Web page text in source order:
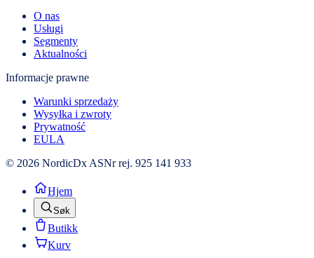
O nas
Usługi
Segmenty
Aktualności
Informacje prawne
Warunki sprzedaży
Wysyłka i zwroty
Prywatność
EULA
© 2026 NordicDx ASNr rej. 925 141 933
Hjem
Søk
Butikk
Kurv